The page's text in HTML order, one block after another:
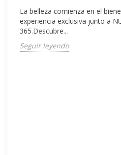
La belleza comienza en el
experiencia exclusiva junto a
365.Descubre...
Seguir leyendo